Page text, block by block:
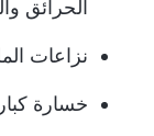
الحرائق
نزاعات
خسارة